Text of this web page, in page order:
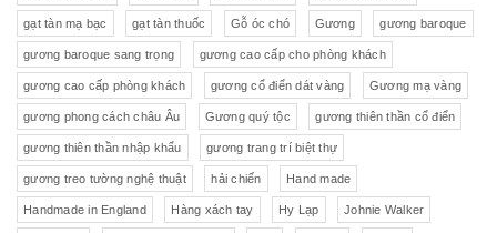
gạt tàn mạ bạc gạt tàn thuốc Gỗ óc chó Gương gương baroque
gương baroque sang trọng gương cao cấp cho phòng khách
gương cao cấp phòng khách gương cổ điển dát vàng Gương mạ vàng
gương phong cách châu Âu Gương quý tộc gương thiên thần cổ điển
gương thiên thần nhập khẩu gương trang trí biệt thự
gương treo tường nghệ thuật hải chiến Hand made
Handmade in England Hàng xách tay Hy Lạp Johnie Walker